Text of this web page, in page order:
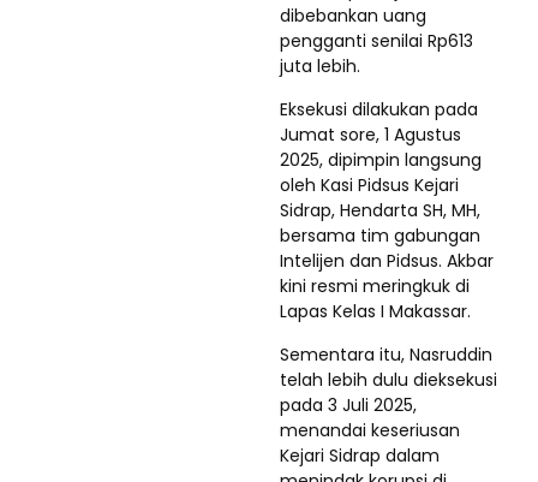
dibebankan uang
pengganti senilai Rp613
juta lebih.
Eksekusi dilakukan pada
Jumat sore, 1 Agustus
2025, dipimpin langsung
oleh Kasi Pidsus Kejari
Sidrap, Hendarta SH, MH,
bersama tim gabungan
Intelijen dan Pidsus. Akbar
kini resmi meringkuk di
Lapas Kelas I Makassar.
Sementara itu, Nasruddin
telah lebih dulu dieksekusi
pada 3 Juli 2025,
menandai keseriusan
Kejari Sidrap dalam